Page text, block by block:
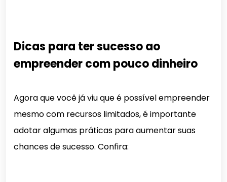
Dicas para ter sucesso ao
empreender com pouco dinheiro
Agora que você já viu que é possível empreender
mesmo com recursos limitados, é importante
adotar algumas práticas para aumentar suas
chances de sucesso. Confira: